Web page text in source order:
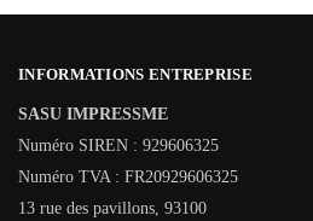
INFORMATIONS ENTREPRISE
SASU IMPRESSME
Numéro SIREN : 929606325
Numéro TVA : FR20929606325
13 rue des pavillons, 93100